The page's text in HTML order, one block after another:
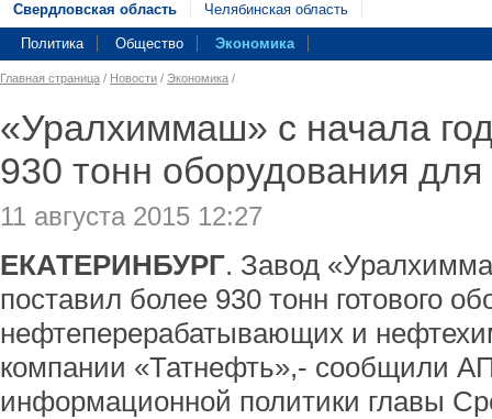
Свердловская область Челябинская область
Политика Общество Экономика
Главная страница / Новости / Экономика /
«Уралхиммаш» с начала
930 тонн оборудования
11 августа 2015 12:27
ЕКАТЕРИНБУРГ. Завод
поставил более 930 тонн готового
нефтеперерабатывающих и
компании «Татнефть»,- сообщили
информационной политики главы